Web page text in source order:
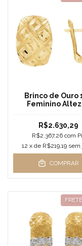
Brinco de Ouro
Feminino
R$2.630,29
R$2.367,26 com
12 x de R$219,19 sem
COMPRAR